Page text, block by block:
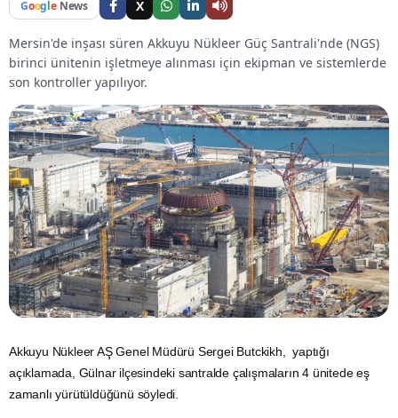
Google News X
Mersin'de inşası süren Akkuyu Nükleer Güç Santrali'nde (NGS)
birinci ünitenin işletmeye alınması için ekipman ve sistemlerde
son kontroller yapılıyor.
Akkuyu NükleerAŞ Genel Müdürü Sergei Butckikh, yaptığı
açıklamada, Gülnar ilçesindeki santralde çalışmaların 4 ünitede eş
zamanlı yürütüldüğünü söyledi.